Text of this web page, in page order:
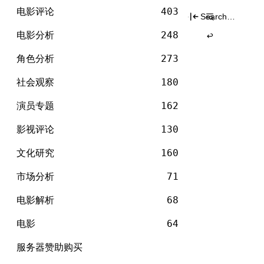
Skip
content
电影评论 403
电影分析 248
角色分析 273
社会观察 180
演员专题 162
影视评论 130
文化研究 160
市场分析 71
电影解析 68
电影 64
服务器赞助购买
Search
标签：